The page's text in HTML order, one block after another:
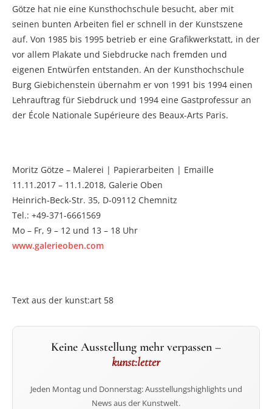
Götze hat nie eine Kunsthochschule besucht, aber mit
seinen bunten Arbeiten fiel er schnell in der Kunstszene
auf. Von 1985 bis 1995 betrieb er eine Grafikwerkstatt, in der
vor allem Plakate und Siebdrucke nach fremden und
eigenen Entwürfen entstanden. An der Kunsthochschule
Burg Giebichenstein übernahm er von 1991 bis 1994 einen
Lehrauftrag für Siebdruck und 1994 eine Gastprofessur an
der École Nationale Supérieure des Beaux-Arts Paris.
Moritz Götze – Malerei | Papierarbeiten | Emaille
11.11.2017 – 11.1.2018, Galerie Oben
Heinrich-Beck-Str. 35, D-09112 Chemnitz
Tel.: +49-371-6661569
Mo – Fr, 9 – 12 und 13 – 18 Uhr
www.galerieoben.com
Text aus der kunst:art 58
Keine Ausstellung mehr verpassen –
kunst:letter
Jeden Montag und Donnerstag: Ausstellungshighlights und
News aus der Kunstwelt.